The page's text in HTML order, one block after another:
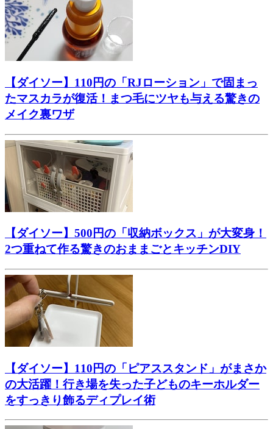
【ダイソー】110円の「RJローション」で固まっ
たマスカラが復活！まつ毛にツヤも与える驚きの
メイク裏ワザ
【ダイソー】500円の「収納ボックス」が大変身！
2つ重ねて作る驚きのおままごとキッチンDIY
【ダイソー】110円の「ピアススタンド」がまさか
の大活躍！行き場を失った子どものキーホルダー
をすっきり飾るディプレイ術